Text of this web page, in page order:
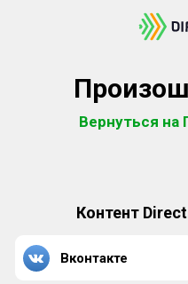
Вернуться на
Контент
Вконтакте